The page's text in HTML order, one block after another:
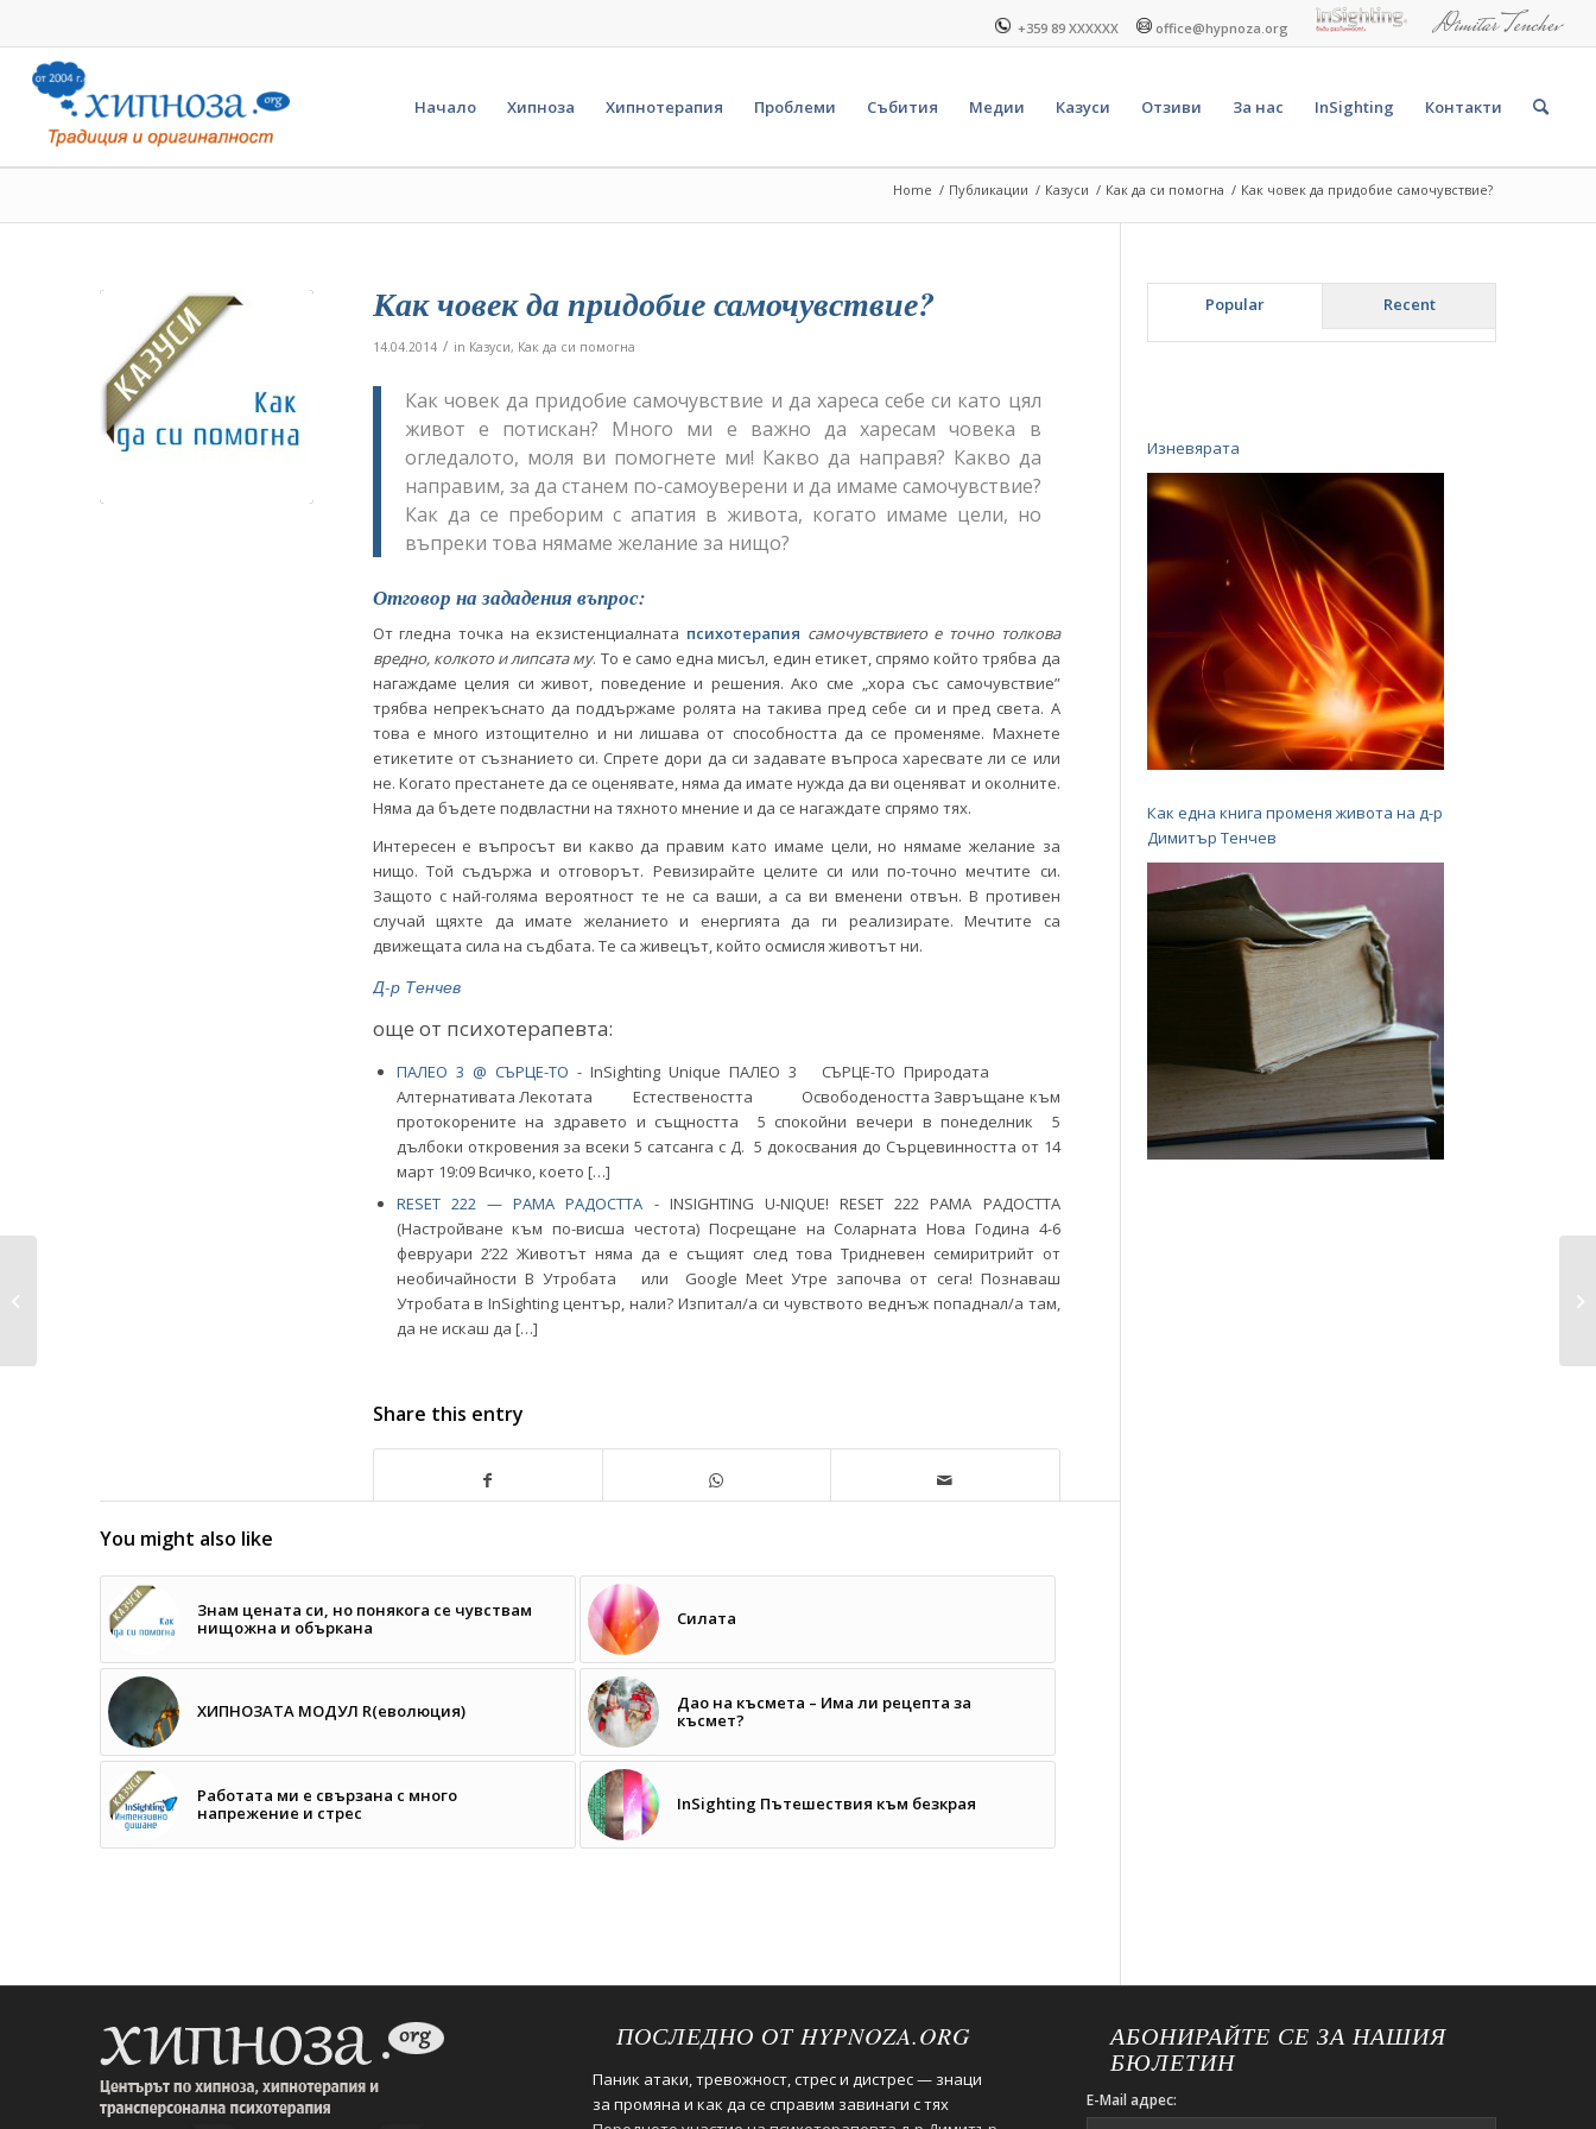
+359 89 XXXXXX office@hypnoza.org
Начало Хипноза Хипнотерапия Проблеми Събития Медии Казуси Отзиви За нас InSighting Контакти
Home / Публикации / Казуси / Как да си помогна / Как човек да придобие самочувствие?
Как човек да придобие самочувствие?
14.04.2014 / in Казуси, Как да си помогна
Как човек да придобие самочувствие и да хареса себе си като цял
живот е потискан? Много ми е важно да харесам човека в
огледалото, моля ви помогнете ми! Какво да направя? Какво да
направим, за да станем по-самоуверени и да имаме самочувствие?
Как да се преборим с апатия в живота, когато имаме цели, но
въпреки това нямаме желание за нищо?
Отговор на зададения въпрос:
От гледна точка на екзистенциалната психотерапия самочувствието е точно толкова
вредно, колкото и липсата му. То е само една мисъл, един етикет, спрямо който трябва да
нагаждаме целия си живот, поведение и решения. Ако сме „хора със самочувствие”
трябва непрекъснато да поддържаме ролята на такива пред себе си и пред света. А
това е много изтощително и ни лишава от способността да се променяме. Махнете
етикетите от съзнанието си. Спрете дори да си задавате въпроса харесвате ли се или
не. Когато престанете да се оценявате, няма да имате нужда да ви оценяват и околните.
Няма да бъдете подвластни на тяхното мнение и да се нагаждате спрямо тях.
Интересен е въпросът ви какво да правим като имаме цели, но нямаме желание за
нищо. Той съдържа и отговорът. Ревизирайте целите си или по-точно мечтите си.
Защото с най-голяма вероятност те не са ваши, а са ви вменени отвън. В противен
случай щяхте да имате желанието и енергията да ги реализирате. Мечтите са
движещата сила на съдбата. Те са живецът, който осмисля животът ни.
Д-р Тенчев
още от психотерапевта:
ПАЛЕО 3 @ СЪРЦЕ-ТО - InSighting Unique ПАЛЕО 3 СЪРЦЕ-ТО Природата
Алтернативата Лекотата Естествеността Освободеността Завръщане към
протокорените на здравето и същността 5 спокойни вечери в понеделник 5
дълбоки откровения за всеки 5 сатсанга с Д. 5 докосвания до Сърцевинността от 14
март 19:09 Всичко, което […]
RESET 222 — РАМА РАДОСТТА - INSIGHTING U-NIQUE! RESET 222 РАМА РАДОСТТА
(Настройване към по-висша честота) Посрещане на Соларната Нова Година 4-6
февруари 2’22 Животът няма да е същият след това Тридневен семиритрийт от
необичайности В Утробата или Google Meet Утре започва от сега! Познаваш
Утробата в InSighting център, нали? Изпитал/а си чувството веднъж попаднал/а там,
да не искаш да […]
Share this entry
You might also like
Знам цената си, но понякога се чувствам
нищожна и объркана
Силата
ХИПНОЗАTA МОДУЛ R(еволюция)
Дао на късмета – Има ли рецепта за
късмет?
Работата ми е свързана с много
напрежение и стрес
InSighting Пътешествия към безкрая
Popular Recent
Изневярата
Как една книга променя живота на д-р
Димитър Тенчев
ПОСЛЕДНО ОТ HYPNOZA.ORG
Паник атаки, тревожност, стрес и дистрес — знаци
за промяна и как да се справим завинаги с тях
АБОНИРАЙТЕ СЕ ЗА НАШИЯ
БЮЛЕТИН
E-Mail адрес: